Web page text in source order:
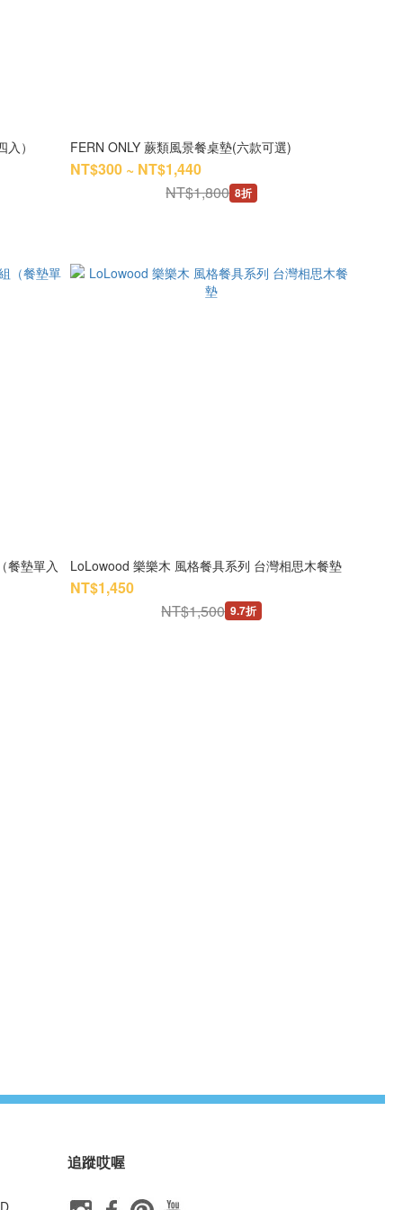
） FERN ONLY 蕨類風景餐桌墊(六款可選)
NT$300 ~ NT$1,440
NT$1,800 8折
餐墊單入 LoLowood 樂樂木 風格餐具系列 台灣相思木餐墊
NT$1,450
NT$1,500 9.7折
追蹤哎喔